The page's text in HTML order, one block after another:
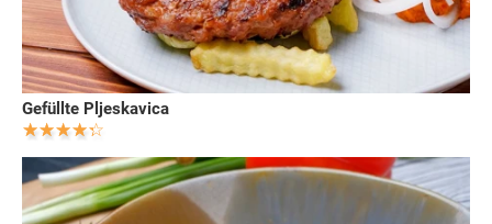
Gefüllte Pljeskavica